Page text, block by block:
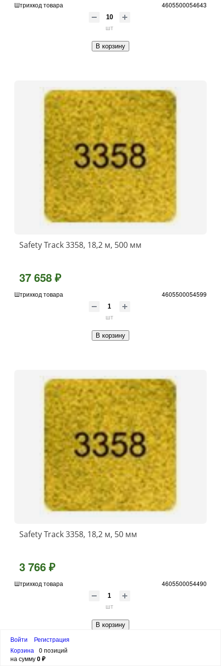
Штрихкод товара 4605500054643
шт
В корзину
Safety Track 3358, 18,2 м, 500 мм
37 658 ₽
Штрихкод товара 4605500054599
шт
В корзину
Safety Track 3358, 18,2 м, 50 мм
3 766 ₽
Штрихкод товара 4605500054490
шт
В корзину
Войти
Регистрация
Корзина
0 позиций
на сумму0 ₽